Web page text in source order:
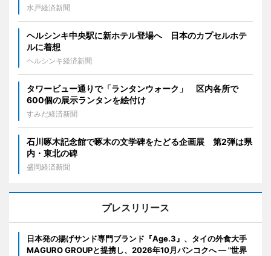
水戸経済新聞
ヘルシンキ中央駅に新ホテル登場へ 日本のカプセルホテ
ルに着想
ヘルシンキ経済新聞
タワービュー通りで「ランタンウォーク」 区内各所で
600個の展示ランタンを絵付け
すみだ経済新聞
石川啄木記念館で啄木の文学碑をたどる企画展 第2弾は県
内・東北の碑
盛岡経済新聞
プレスリリース
日本発の揚げサンド専門ブランド『Age.3』、タイの外食大手
MAGURO GROUPと提携し、2026年10月バンコクへ ― "世界